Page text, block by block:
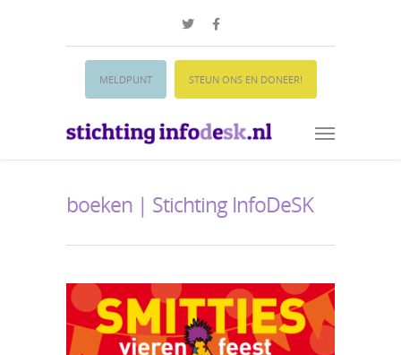
MELDPUNT STEUN ONS EN DONEER!
boeken | Stichting InfoDeSK